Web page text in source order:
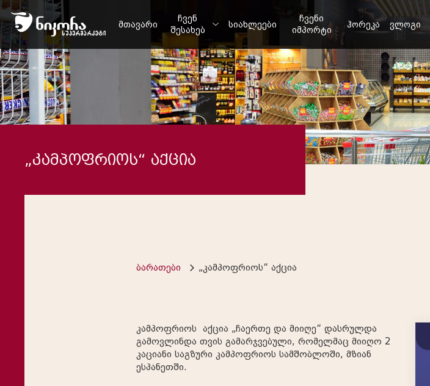
მთავარი
ჩვენ
შესახებ
სიახლეები
ჩვენი
იმპორტი
ჰორეკა ვლოგი
„კამპოფრიოს“ აქცია
ბარათები „კამპოფრიოს“ აქცია
კამპოფრიოს აქცია „ჩაერთე და მიიღე“ დასრულდა
გამოვლინდა თვის გამარჯვებული, რომელმაც მიიღო 2
კაციანი საგზური კამპოფრიოს სამშობლოში, მზიან
ესპანეთში.